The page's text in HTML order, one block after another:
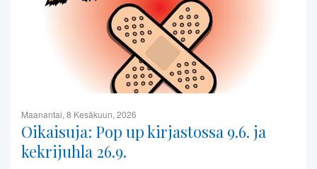
Maanantai, 8 Kesäkuun, 2026
Oikaisuja: Pop up kirjastossa 9.6. ja
kekrijuhla 26.9.